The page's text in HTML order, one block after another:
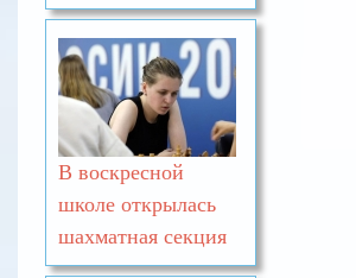
В воскресной
школе открылась
шахматная секция